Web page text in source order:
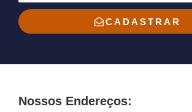
Nossos Endereços:
CADASTRAR